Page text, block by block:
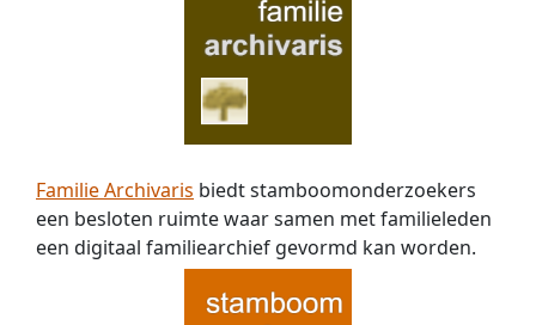
Familie Archivaris biedt stamboomonderzoekers
een besloten ruimte waar samen met familieleden
een digitaal familiearchief gevormd kan worden.